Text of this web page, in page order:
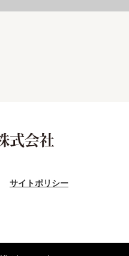
サイトポリシー